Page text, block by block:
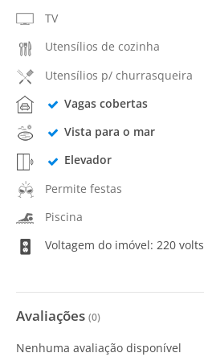
TV
Utensílios de cozinha
Utensílios p/ churrasqueira
Vagas cobertas
Vista para o mar
Elevador
Permite festas
Piscina
Voltagem do imóvel: 220 volts
Avaliações (0)
Nenhuma avaliação disponível